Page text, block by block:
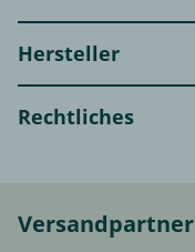
Hersteller
Rechtliches
Versandpartner